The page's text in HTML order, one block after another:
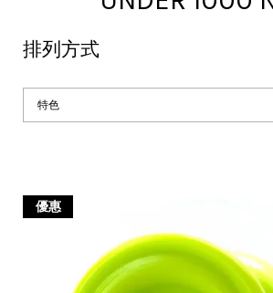
排列方式
優惠